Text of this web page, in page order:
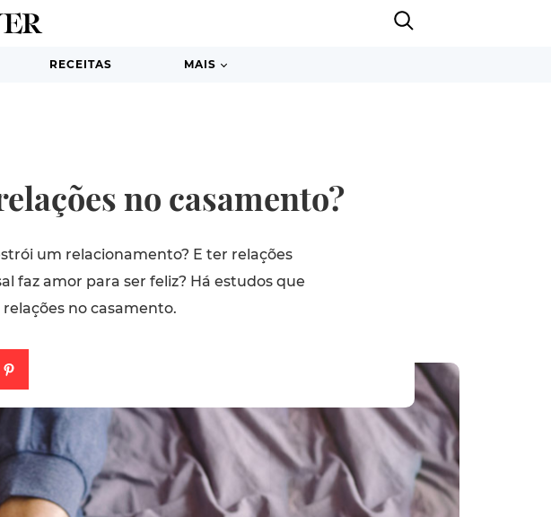
RECEITAS MAIS
no casamento?
um relacionamento? E ter relações
faz amor para ser feliz? Há estudos que
no casamento.